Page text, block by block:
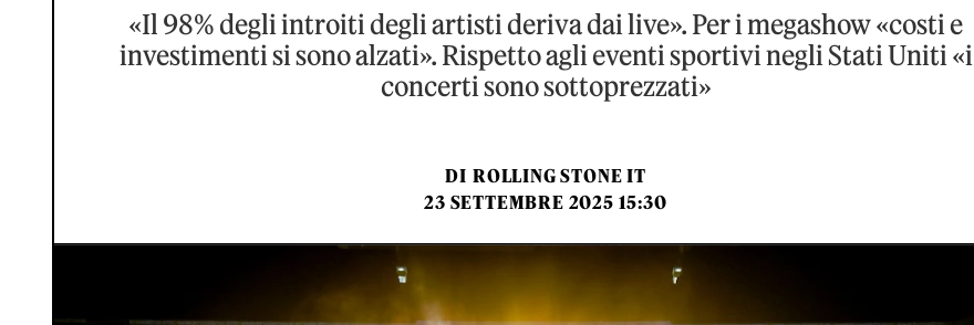
«Il 98% degli introiti degli artisti deriva dai live». Per i megashow «costi e
investimenti si sono alzati». Rispetto agli eventi sportivi negli Stati Uniti «i
concerti sono sottoprezzati»
DI ROLLING STONE IT
23 SETTEMBRE 2025 15:30